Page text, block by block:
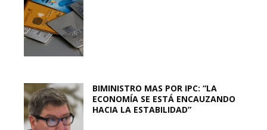
BIMINISTRO MAS POR IPC: “LA
ECONOMÍA SE ESTÁ ENCAUZANDO
HACIA LA ESTABILIDAD”